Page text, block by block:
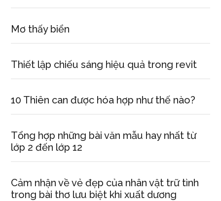
Mơ thấy biển
Thiết lập chiếu sáng hiệu quả trong revit
10 Thiên can được hóa hợp như thế nào?
Tổng hợp những bài văn mẫu hay nhất từ
lớp 2 đến lớp 12
Cảm nhận về vẻ đẹp của nhân vật trữ tình
trong bài thơ lưu biệt khi xuất dương